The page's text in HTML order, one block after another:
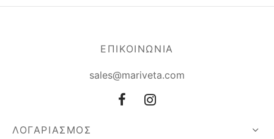
ΕΠΙΚΟΙΝΩΝΙΑ
sales@mariveta.com
ΛΟΓΑΡΙΑΣΜΟΣ